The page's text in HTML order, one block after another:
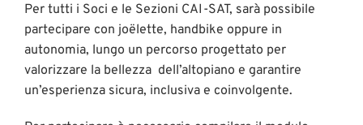
Per tutti i Soci e le Sezioni CAI-SAT, sarà possibile
partecipare con joëlette, handbike oppure in
autonomia, lungo un percorso progettato per
valorizzare la bellezza dell’altopiano e garantire
un’esperienza sicura, inclusiva e coinvolgente.